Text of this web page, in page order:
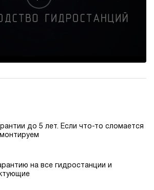
до 5 лет. Если что-то сломается
на все гидростанции и